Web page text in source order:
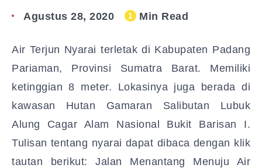
Agustus 28, 2020 1 Min Read
Air Terjun Nyarai terletak di Kabupaten Padang
Pariaman, Provinsi Sumatra Barat. Memiliki
ketinggian 8 meter. Lokasinya juga berada di
kawasan Hutan Gamaran Salibutan Lubuk
Alung Cagar Alam Nasional Bukit Barisan I.
Tulisan tentang nyarai dapat dibaca dengan klik
tautan berikut: Jalan Menantang Menuju Air